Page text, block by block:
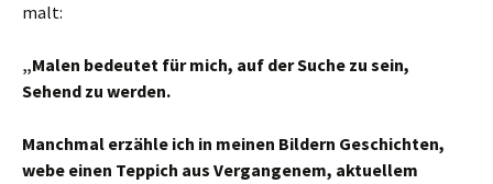
malt:
„Malen bedeutet für mich, auf der Suche zu sein,
Sehend zu werden.
Manchmal erzähle ich in meinen Bildern Geschichten,
webe einen Teppich aus Vergangenem, aktuellem